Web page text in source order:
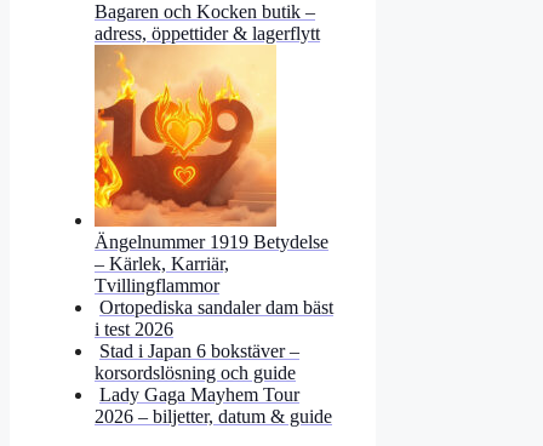
Bagaren och Kocken butik –
adress, öppettider & lagerflytt
Ängelnummer 1919 Betydelse
– Kärlek, Karriär,
Tvillingflammor
Ortopediska sandaler dam bäst
i test 2026
Stad i Japan 6 bokstäver –
korsordslösning och guide
Lady Gaga Mayhem Tour
2026 – biljetter, datum & guide